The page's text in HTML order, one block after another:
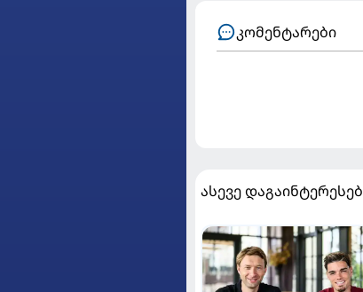
კომენტარები
ასევე